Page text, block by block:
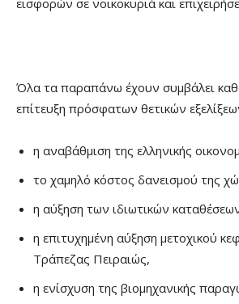
εισφορών σε νοικοκυριά και
Όλα τα παραπάνω έχουν συμβάλει
επίτευξη πρόσφατων θετικών
η αναβάθμιση της ελληνικής
το χαμηλό κόστος δανεισμού της
η αύξηση των ιδιωτικών
η επιτυχημένη αύξηση μετοχικού
Τράπεζας Πειραιώς,
η ενίσχυση της βιομηχανικής